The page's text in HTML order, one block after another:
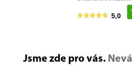
Jsme zde pro vás.